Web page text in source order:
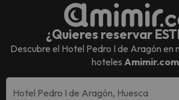
¿Quieres reservar
Descubre el Hotel Pedro I de Aragón en
hoteles Amimir.com